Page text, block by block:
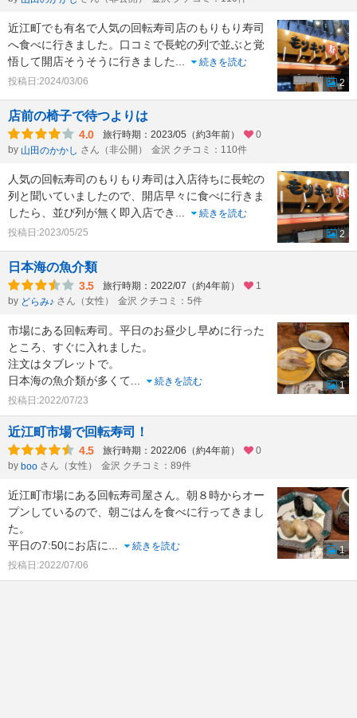
近江町でも有名で人気の回転寿司店のもりもり寿司
へ食べに行きました。口コミで長蛇の列で並ぶと覚
悟して開店そうそうに行きました
続きを読む
投稿日:2024/03/06
2
店前の椅子で待つよりは
4.0 旅行時期：2023/05（約3年前）
0
by 山田のかかし さん（非公開） 金沢 クチコミ：110件
人気の回転寿司のもりもり寿司は入店待ちに長蛇の
列と聞いていましたので、開店早々に食べに行きま
したら、並び列が無く即入店でき
続きを読む
投稿日:2023/05/25
2
日本海の魚介類
3.5 旅行時期：2022/07（約4年前）
1
by どらみ♪ さん（女性） 金沢 クチコミ：5件
市場にある回転寿司。平日のお昼少し早めに行った
ところ、すぐに入れました。
注文はタブレットで。
日本海の魚介類が多くて
続きを読む
投稿日:2022/07/23
1
近江町市場で回転寿司！
4.5 旅行時期：2022/06（約4年前）
0
by boo さん（女性） 金沢 クチコミ：89件
近江町市場にある回転寿司屋さん。朝８時からオー
プンしているので、朝ごはんを食べに行ってきまし
た。
平日の7:50にお店に
続きを読む
投稿日:2022/07/06
1